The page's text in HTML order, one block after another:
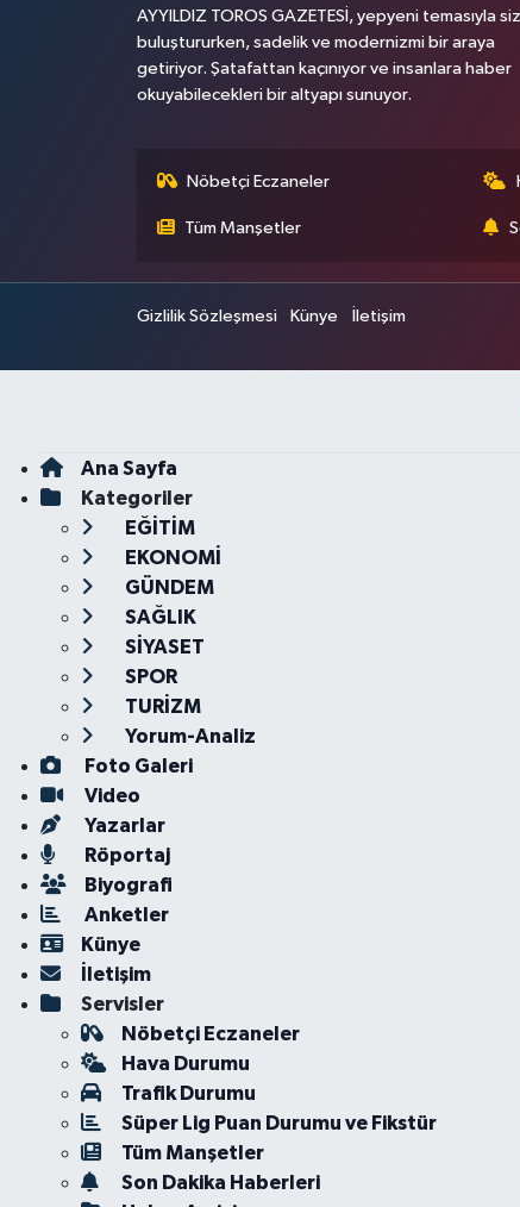
AYYILDIZ TOROS GAZETESİ, yepyeni temasıyla
buluştururken, sadelik ve modernizmi bir araya
getiriyor. Şatafattan kaçınıyor ve insanlara haber
okuyabilecekleri bir altyapı sunuyor.
Nöbetçi Eczaneler
Tüm Manşetler
Gizlilik Sözleşmesi Künye İletişim
Ana Sayfa
Kategoriler
EĞİTİM
EKONOMİ
GÜNDEM
SAĞLIK
SİYASET
SPOR
TURİZM
Yorum-Analiz
Foto Galeri
Video
Yazarlar
Röportaj
Biyografi
Anketler
Künye
İletişim
Servisler
Nöbetçi Eczaneler
Hava Durumu
Trafik Durumu
Süper Lig Puan Durumu ve Fikstür
Tüm Manşetler
Son Dakika Haberleri